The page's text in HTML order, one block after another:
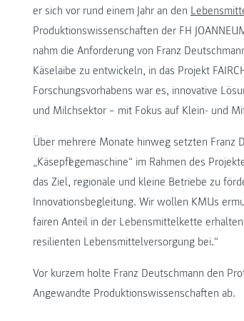
er sich vor rund einem Jahr an den
Produktionswissenschaften der FH
nahm die Anforderung von Franz
Käselaibe zu entwickeln, in das Projekt
Forschungsvorhabens war es, innovative
und Milchsektor – mit Fokus auf Klein- und
Über mehrere Monate hinweg setzten Franz
„Käsepflegemaschine“ im Rahmen des
das Ziel, regionale und kleine Betriebe zu
Innovationsbegleitung. Wir wollen KMUs
fairen Anteil in der Lebensmittelkette
resilienten Lebensmittelversorgung bei.“
Vor kurzem holte Franz Deutschmann den
Angewandte Produktionswissenschaften ab.